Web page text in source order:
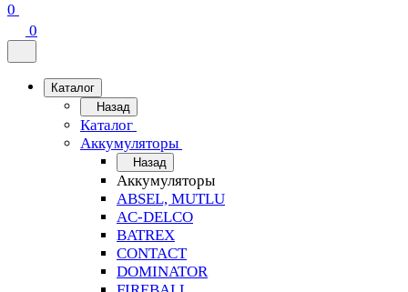
0
0
Каталог
Назад
Каталог
Аккумуляторы
Назад
Аккумуляторы
ABSEL, MUTLU
AC-DELCO
BATREX
CONTACT
DOMINATOR